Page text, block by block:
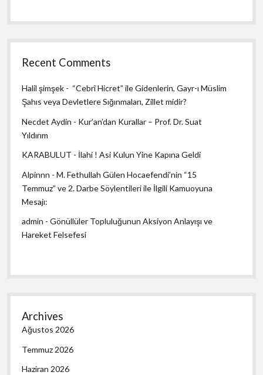
Recent Comments
Halil şimşek - “Cebrî Hicret” ile Gidenlerin, Gayr-ı Müslim
Şahıs veya Devletlere Sığınmaları, Zillet midir?
Necdet Aydin - Kur’an’dan Kurallar – Prof. Dr. Suat
Yıldırım
KARABULUT - İlahi ! Asi Kulun Yine Kapına Geldi
Alpinnn -M. Fethullah Gülen Hocaefendi’nin “15
Temmuz” ve 2. Darbe Söylentileri ile İlgili Kamuoyuna
Mesajı:
admin -Gönüllüler Topluluğunun Aksiyon Anlayışı ve
Hareket Felsefesi
Archives
Ağustos 2026
Temmuz 2026
Haziran 2026